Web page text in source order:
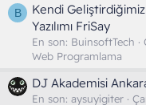
B
Kendi
Yazılımı FriSay
En son: BuinsoftTech
Web Programlama
DJ Akademisi
En son: aysuyigiter